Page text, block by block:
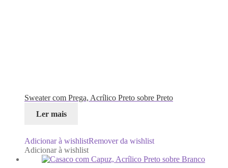
Sweater com Prega, Acrílico Preto sobre Preto
Ler mais
Adicionar à wishlistRemover da wishlist
Adicionar à wishlist